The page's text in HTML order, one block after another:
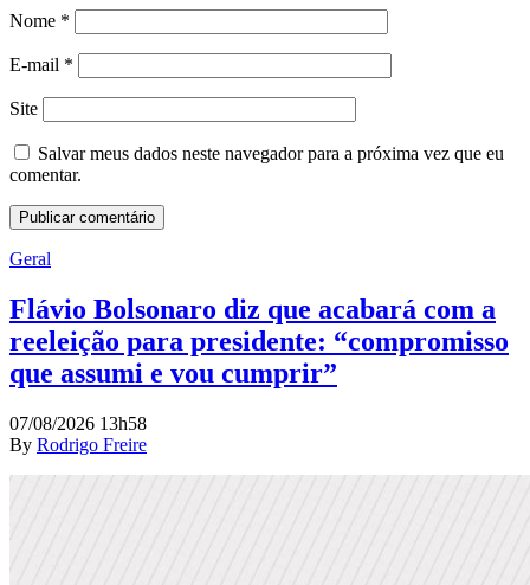
Nome *
E-mail *
Site
Salvar meus dados neste navegador para a próxima vez que eu
comentar.
Geral
Flávio Bolsonaro diz que acabará com a
reeleição para presidente: “compromisso
que assumi e vou cumprir”
07/08/2026 13h58
By Rodrigo Freire